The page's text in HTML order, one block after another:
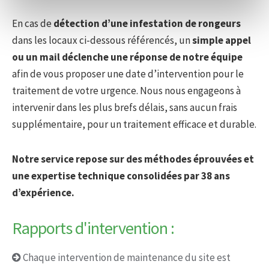
En cas dedétection d’une infestation de rongeurs
dans les locaux ci-dessous référencés, unsimple appel
ou un mail déclenche une réponse de notre équipe
afin de vous proposer une date d’intervention pour le
traitement de votre urgence. Nous nous engageons à
intervenir dans les plus brefs délais, sans aucun frais
supplémentaire, pour un traitement efficace et durable.
Notre service repose sur des méthodes éprouvées et
une expertise technique consolidées par 38 ans
d’expérience.
Rapports d'intervention :
Chaque intervention de maintenance du site est